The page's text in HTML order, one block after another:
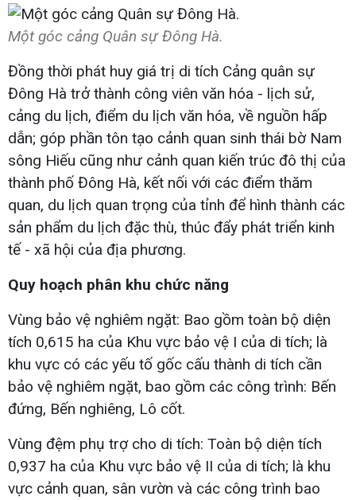
Một góc cảng Quân sự Đông Hà.
Đồng thời phát huy giá trị di tích Cảng quân sự
Đông Hà trở thành công viên văn hóa - lịch sử,
cảng du lịch, điểm du lịch văn hóa, về nguồn hấp
dẫn; góp phần tôn tạo cảnh quan sinh thái bờ Nam
sông Hiếu cũng như cảnh quan kiến trúc đô thị của
thành phố Đông Hà, kết nối với các điểm thăm
quan, du lịch quan trọng của tỉnh để hình thành các
sản phẩm du lịch đặc thù, thúc đẩy phát triển kinh
tế - xã hội của địa phương.
Quy hoạch phân khu chức năng
Vùng bảo vệ nghiêm ngặt: Bao gồm toàn bộ diện
tích 0,615 ha của Khu vực bảo vệ I của di tích; là
khu vực có các yếu tố gốc cấu thành di tích cần
bảo vệ nghiêm ngặt, bao gồm các công trình: Bến
đứng, Bến nghiêng, Lô cốt.
Vùng đệm phụ trợ cho di tích: Toàn bộ diện tích
0,937 ha của Khu vực bảo vệ II của di tích; là khu
vực cảnh quan, sân vườn và các công trình bao